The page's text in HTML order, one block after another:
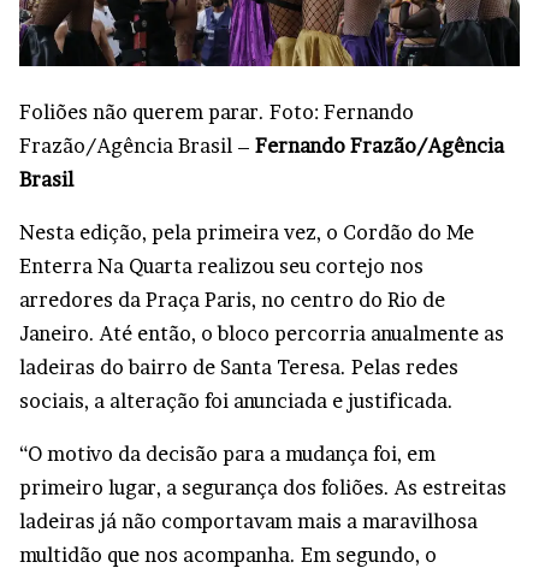
Foliões não querem parar. Foto: Fernando
Frazão/Agência Brasil – Fernando Frazão/Agência
Brasil
Nesta edição, pela primeira vez, o Cordão do Me
Enterra Na Quarta realizou seu cortejo nos
arredores da Praça Paris, no centro do Rio de
Janeiro. Até então, o bloco percorria anualmente as
ladeiras do bairro de Santa Teresa. Pelas redes
sociais, a alteração foi anunciada e justificada.
“O motivo da decisão para a mudança foi, em
primeiro lugar, a segurança dos foliões. As estreitas
ladeiras já não comportavam mais a maravilhosa
multidão que nos acompanha. Em segundo, o